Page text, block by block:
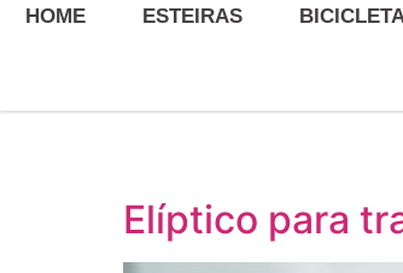
HOME ESTEIRAS
Elíptico para